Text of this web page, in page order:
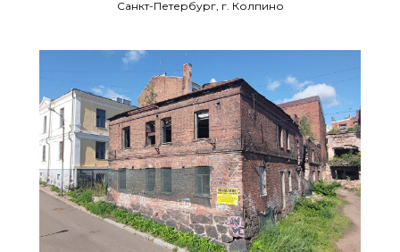
Санкт-Петербург, г. Колпино